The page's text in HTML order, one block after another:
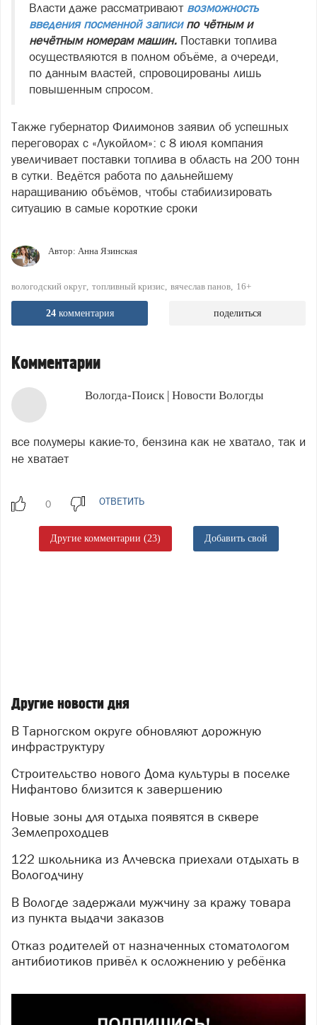
Власти даже рассматривают возможность
введения посменной записипо чётным и
нечётным номерам машин. Поставки топлива
осуществляются в полном объёме, а очереди,
по данным властей, спровоцированы лишь
повышенным спросом.
Также губернатор Филимонов заявил об успешных
переговорах с «Лукойлом»: с 8 июля компания
увеличивает поставки топлива в область на 200 тонн
в сутки. Ведётся работа по дальнейшему
наращиванию объёмов, чтобы стабилизировать
ситуацию в самые короткие сроки
Автор: Анна Язинская
вологодский округ топливный кризис вячеслав панов 16+
24комментария поделиться
Комментарии
Вологда-Поиск | Новости Вологды
все полумеры какие-то, бензина как не хватало, так и
не хватает
ОТВЕТИТЬ
Другие комментарии (23) Добавить свой
Другие новости дня
В Тарногском округе обновляют дорожную
инфраструктуру
Строительство нового Дома культуры в поселке
Нифантово близится к завершению
Новые зоны для отдыха появятся в сквере
Землепроходцев
122 школьника из Алчевска приехали отдыхать в
Вологодчину
В Вологде задержали мужчину за кражу товара
из пункта выдачи заказов
Отказ родителей от назначенных стоматологом
антибиотиков привёл к осложнению у ребёнка